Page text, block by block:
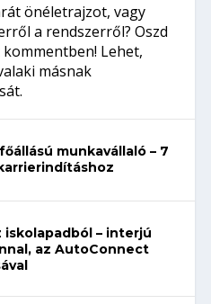
önéletrajzot, vagy
a rendszerről? Oszd
Lehet,
másnak
munkavállaló – 7
iskolapadból – interjú
az AutoConnect